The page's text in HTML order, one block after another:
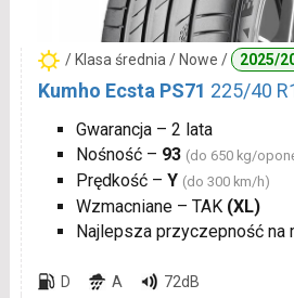
/ Klasa średnia / Nowe / 2025/
Kumho Ecsta PS71 225/40
Gwarancja – 2 lata
Nośność – 93 (do 650 kg/
Prędkość – Y (do 300 km/h)
Wzmacniane – TAK (XL)
Najlepsza przyczepność na
D A 72dB